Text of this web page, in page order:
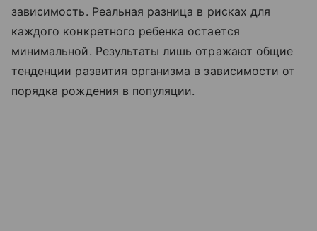
зависимость. Реальная разница в рисках для
каждого конкретного ребенка остается
минимальной. Результаты лишь отражают общие
тенденции развития организма в зависимости от
порядка рождения в популяции.